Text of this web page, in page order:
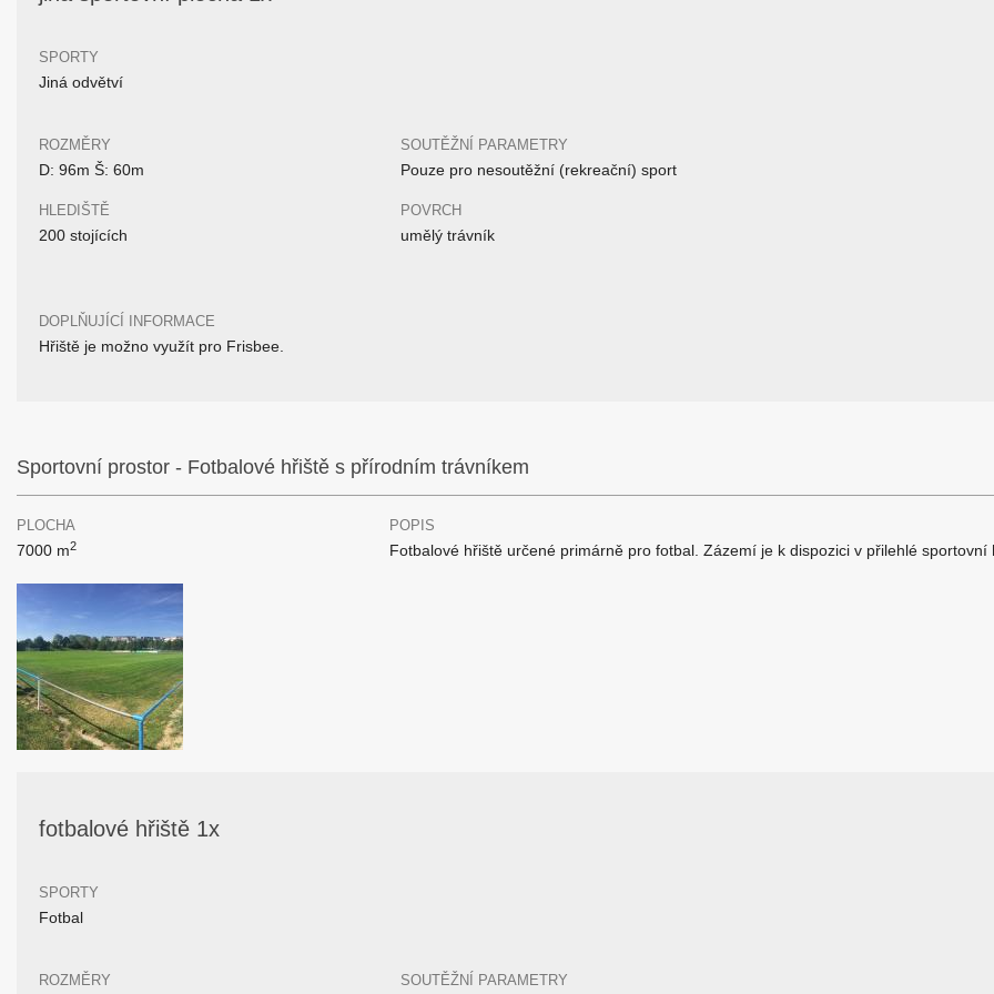
SPORTY
Jiná odvětví
ROZMĚRY
D: 96m Š: 60m
HLEDIŠTĚ
200 stojících
SOUTĚŽNÍ PARAMETRY
Pouze pro nesoutěžní (rekreační) sport
POVRCH
umělý trávník
DOPLŇUJÍCÍ INFORMACE
Hřiště je možno využít pro Frisbee.
Sportovní prostor - Fotbalové hřiště s přírodním trávníkem
PLOCHA
7000 m2
POPIS
Fotbalové hřiště určené primárně pro fotbal. Zázemí je k dispozici v přilehlé sportovní
fotbalové hřiště 1x
SPORTY
Fotbal
ROZMĚRY SOUTĚŽNÍ PARAMETRY